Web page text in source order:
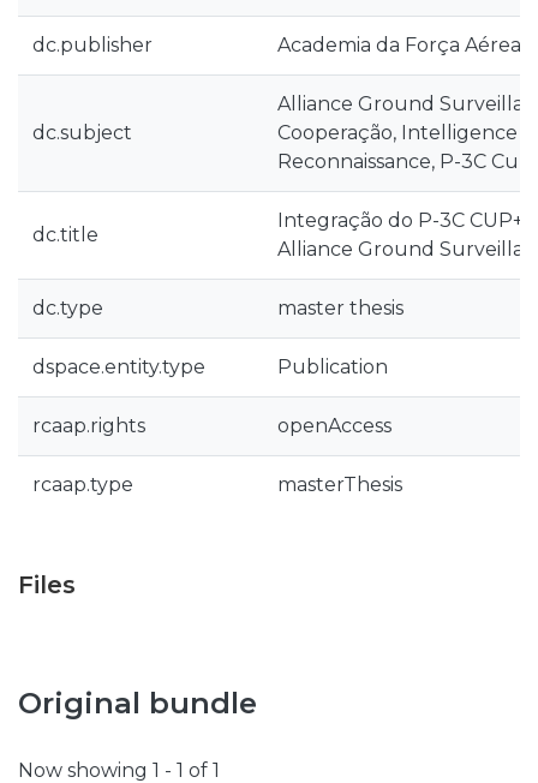
dc.publisher Academia da Força Aérea
dc.subject
Alliance Ground
Cooperação, Intelligence
Reconnaissance, P-3C
dc.title
Integração do P-3C CUP+
Alliance Ground
dc.type master thesis
dspace.entity.type Publication
rcaap.rights openAccess
rcaap.type masterThesis
Files
Original bundle
Now showing 1 - 1 of 1